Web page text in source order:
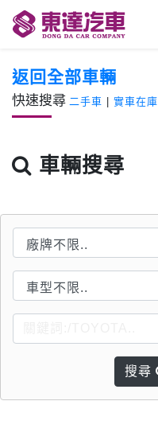
返回全部車輛
快速搜尋 二手車 實車在庫
車輛搜尋
搜尋